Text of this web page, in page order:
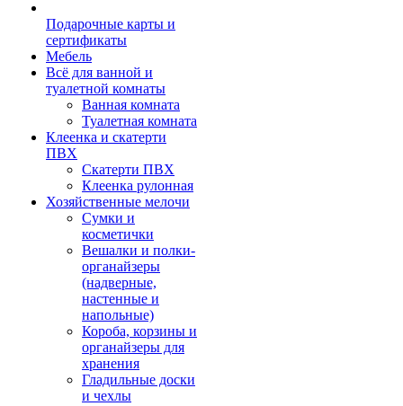
Подарочные карты и
сертификаты
Мебель
Всё для ванной и
туалетной комнаты
Ванная комната
Туалетная комната
Клеенка и скатерти
ПВХ
Скатерти ПВХ
Клеенка рулонная
Хозяйственные мелочи
Сумки и
косметички
Вешалки и полки-
органайзеры
(надверные,
настенные и
напольные)
Короба, корзины и
органайзеры для
хранения
Гладильные доски
и чехлы